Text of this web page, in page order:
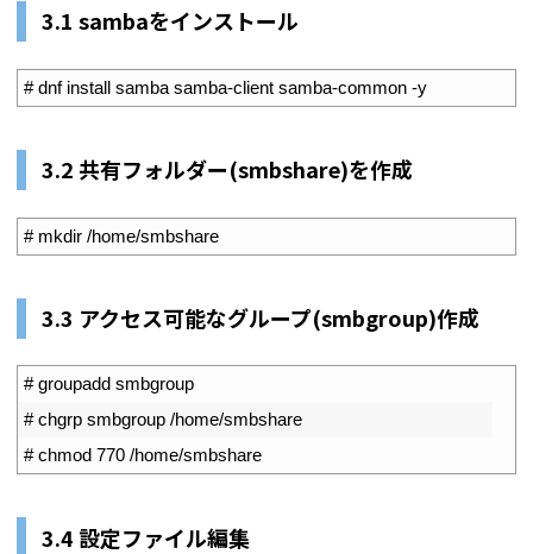
3.1 sambaをインストール
# dnf install samba samba-client samba-common -y
3.2 共有フォルダー(smbshare)を作成
# mkdir /home/smbshare
3.3 アクセス可能なグループ(smbgroup)作成
# groupadd smbgroup
# chgrp smbgroup /home/smbshare
# chmod 770 /home/smbshare
3.4 設定ファイル編集